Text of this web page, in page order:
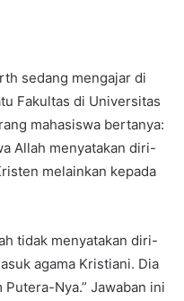
sedang mengajar di
Fakultas di Universitas
mahasiswa bertanya:
Allah menyatakan diri-
melainkan kepada
tidak menyatakan diri-
agama Kristiani. Dia
Nya.” Jawaban ini